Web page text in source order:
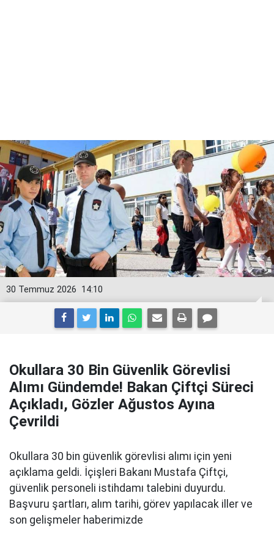
14:10
30 Temmuz 2026
Okullara 30 Bin Güvenlik Görevlisi
Alımı Gündemde! Bakan Çiftçi Süreci
Açıkladı, Gözler Ağustos Ayına
Çevrildi
Okullara 30 bin güvenlik görevlisi alımı için yeni
açıklama geldi. İçişleri Bakanı Mustafa Çiftçi,
güvenlik personeli istihdamı talebini duyurdu.
Başvuru şartları, alım tarihi, görev yapılacak iller ve
son gelişmeler haberimizde